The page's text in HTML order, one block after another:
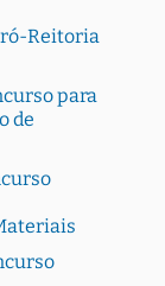
Reitoria
para
de